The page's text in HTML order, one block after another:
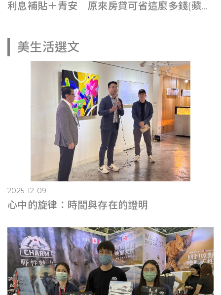
利息補貼＋青安 原來房貸可省這麼多錢(蘋果即時0725)
美生活選文
2025-12-09
心中的旋律：時間與存在的證明